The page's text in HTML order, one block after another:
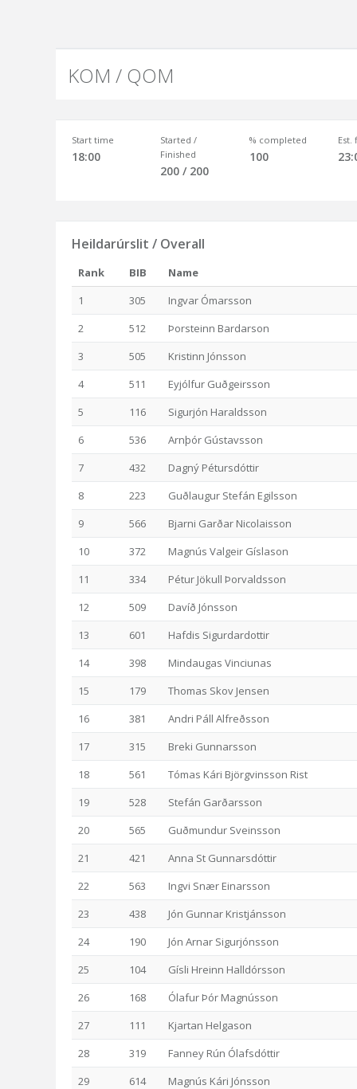
KOM / QOM
Start time
18:00
Started /
Finished
200 / 200
% completed
100
Est.
Heildarúrslit / Overall
Rank BIB
Name
1
305
Ingvar Ómarsson
2
512
Þorsteinn Bardarson
3
505
Kristinn Jónsson
4
511
Eyjólfur Guðgeirsson
5
116
Sigurjón Haraldsson
6
536
Arnþór Gústavsson
7
432
Dagný Pétursdóttir
8
223
Guðlaugur Stefán Egilsson
9
566
Bjarni Garðar Nicolaisson
10
372
Magnús Valgeir Gíslason
11
334
Pétur Jökull Þorvaldsson
12
509
Davíð Jónsson
13
601
Hafdis Sigurdardottir
14
398
Mindaugas Vinciunas
15
179
Thomas Skov Jensen
16
381
Andri Páll Alfreðsson
17
315
Breki Gunnarsson
18
561
Tómas Kári Björgvinsson Rist
19
528
Stefán Garðarsson
20
565
Guðmundur Sveinsson
21
421
Anna St Gunnarsdóttir
22
563
Ingvi Snær Einarsson
23
438
Jón Gunnar Kristjánsson
24
190
Jón Arnar Sigurjónsson
25
104
Gísli Hreinn Halldórsson
26
168
Ólafur Þór Magnússon
27
111
Kjartan Helgason
28
319
Fanney Rún Ólafsdóttir
29
614
Magnús Kári Jónsson